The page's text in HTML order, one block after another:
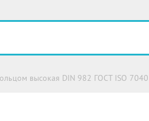
высокая DIN 982 ГОСТ ISO